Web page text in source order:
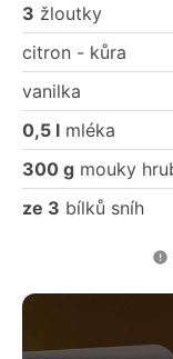
3 žloutky
citron - kůra
vanilka
0,5 l mléka
300 g mouky
ze 3 bílků sníh